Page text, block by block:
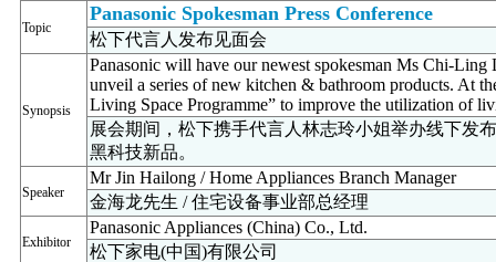
Topic
Panasonic Spokesman Press Conference
松下代言人发布见面会
Synopsis
Panasonic will have our newest spokesman Ms Chi-
unveil a series of new kitchen & bathroom products. At
Living Space Programme” to improve the utilization of
展会期间，松下携手代言人林志玲小姐举办线下发
黑科技新品。
Speaker
Mr Jin Hailong / Home Appliances Branch Manager
金海龙先生 / 住宅设备事业部总经理
Exhibitor
Panasonic Appliances (China) Co., Ltd.
松下家电(中国)有限公司